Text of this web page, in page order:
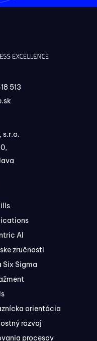
513
s.r.o.
AI
zručnosti
Six Sigma
orientácia
rozvoj
procesov